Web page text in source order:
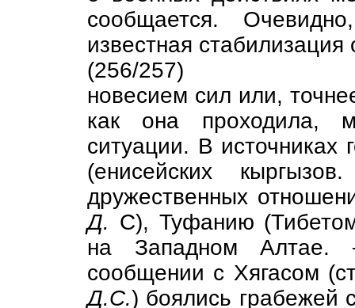
сообщается.
известная
(256/257)
новесием сил или,
как она проходила,
ситуации. В источниках
(енисейских
дружественных
Д. С), Туфанию
на Западном
сообщении с Хягасом
Д.С.) боялись грабежей